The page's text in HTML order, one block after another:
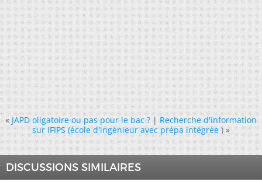
« JAPD oligatoire ou pas pour le bac ?|Recherche d'information
sur IFIPS (école d'ingénieur avec prépa intégrée ) »
DISCUSSIONS SIMILAIRES